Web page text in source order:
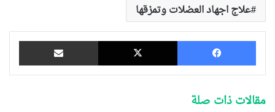
علاج اجهاد العضلات وتمزقها
فيسبوك ‫X
مقالات ذات صلة